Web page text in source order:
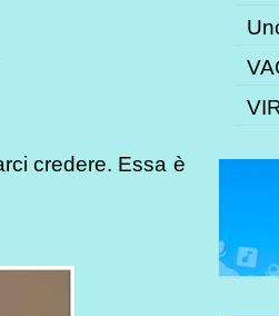
credere. Essa è